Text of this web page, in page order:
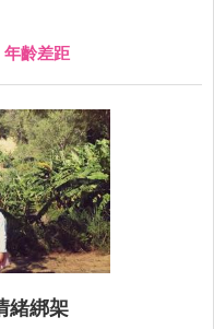
年齡差距
緒綁架